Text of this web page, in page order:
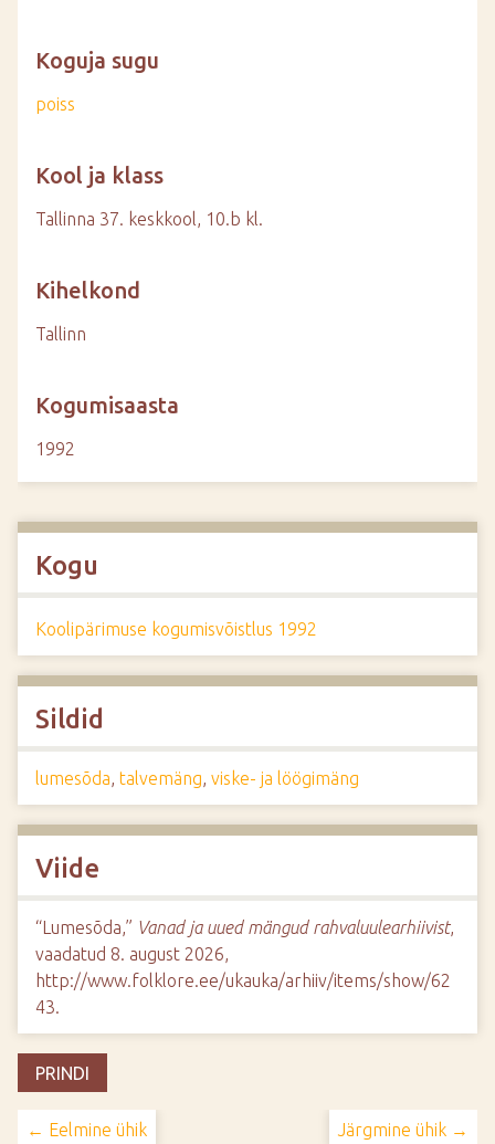
Koguja sugu
poiss
Kool ja klass
Tallinna 37. keskkool, 10.b kl.
Kihelkond
Tallinn
Kogumisaasta
1992
Kogu
Koolipärimuse kogumisvõistlus 1992
Sildid
lumesõda, talvemäng, viske- ja löögimäng
Viide
“Lumesõda,” Vanad ja uued mängud rahvaluulearhiivist,
vaadatud 8. august 2026,
http://www.folklore.ee/ukauka/arhiiv/items/show/62
43.
PRINDI
← Eelmine ühik Järgmine ühik →